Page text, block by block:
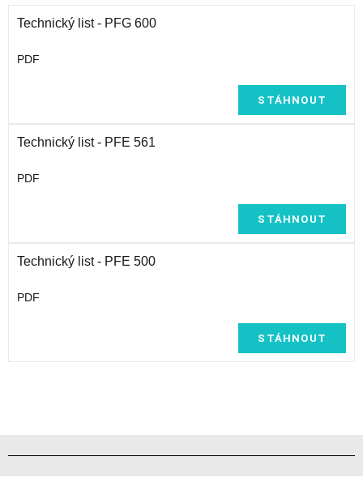
Technický list - PFG 600
PDF
STÁHNOUT
Technický list - PFE 561
PDF
STÁHNOUT
Technický list - PFE 500
PDF
STÁHNOUT